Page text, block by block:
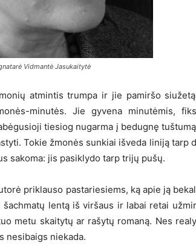
Vidmantė Jasukaitytė
atmintis trumpa ir jie pamiršo
minutės. Jie gyvena minutėmis,
tiesiog nugarma į bedugnę
Tokie žmonės sunkiai išveda liniją tarp
sakoma: jis pasiklydo tarp trijų pušų.
priklauso pastariesiems, ką apie ją
šachmatų lentą iš viršaus ir labai retai
metu skaitytų ar rašytų romaną. Nes
nesibaigs niekada.